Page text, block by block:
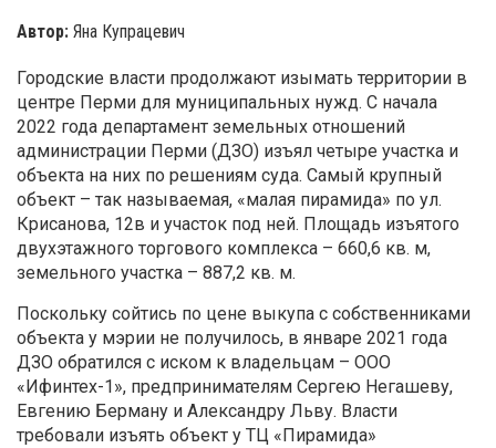
Автор: Яна Купрацевич
Городские власти продолжают изымать территории в
центре Перми для муниципальных нужд. С начала
2022 года департамент земельных отношений
администрации Перми (ДЗО) изъял четыре участка и
объекта на них по решениям суда. Самый крупный
объект – так называемая, «малая пирамида» по ул.
Крисанова, 12в и участок под ней. Площадь изъятого
двухэтажного торгового комплекса – 660,6 кв. м,
земельного участка – 887,2 кв. м.
Поскольку сойтись по цене выкупа с собственниками
объекта у мэрии не получилось, в январе 2021 года
ДЗО обратился с иском к владельцам – ООО
«Ифинтех-1», предпринимателям Сергею Негашеву,
Евгению Берману и Александру Льву. Власти
требовали изъять объект у ТЦ «Пирамида»